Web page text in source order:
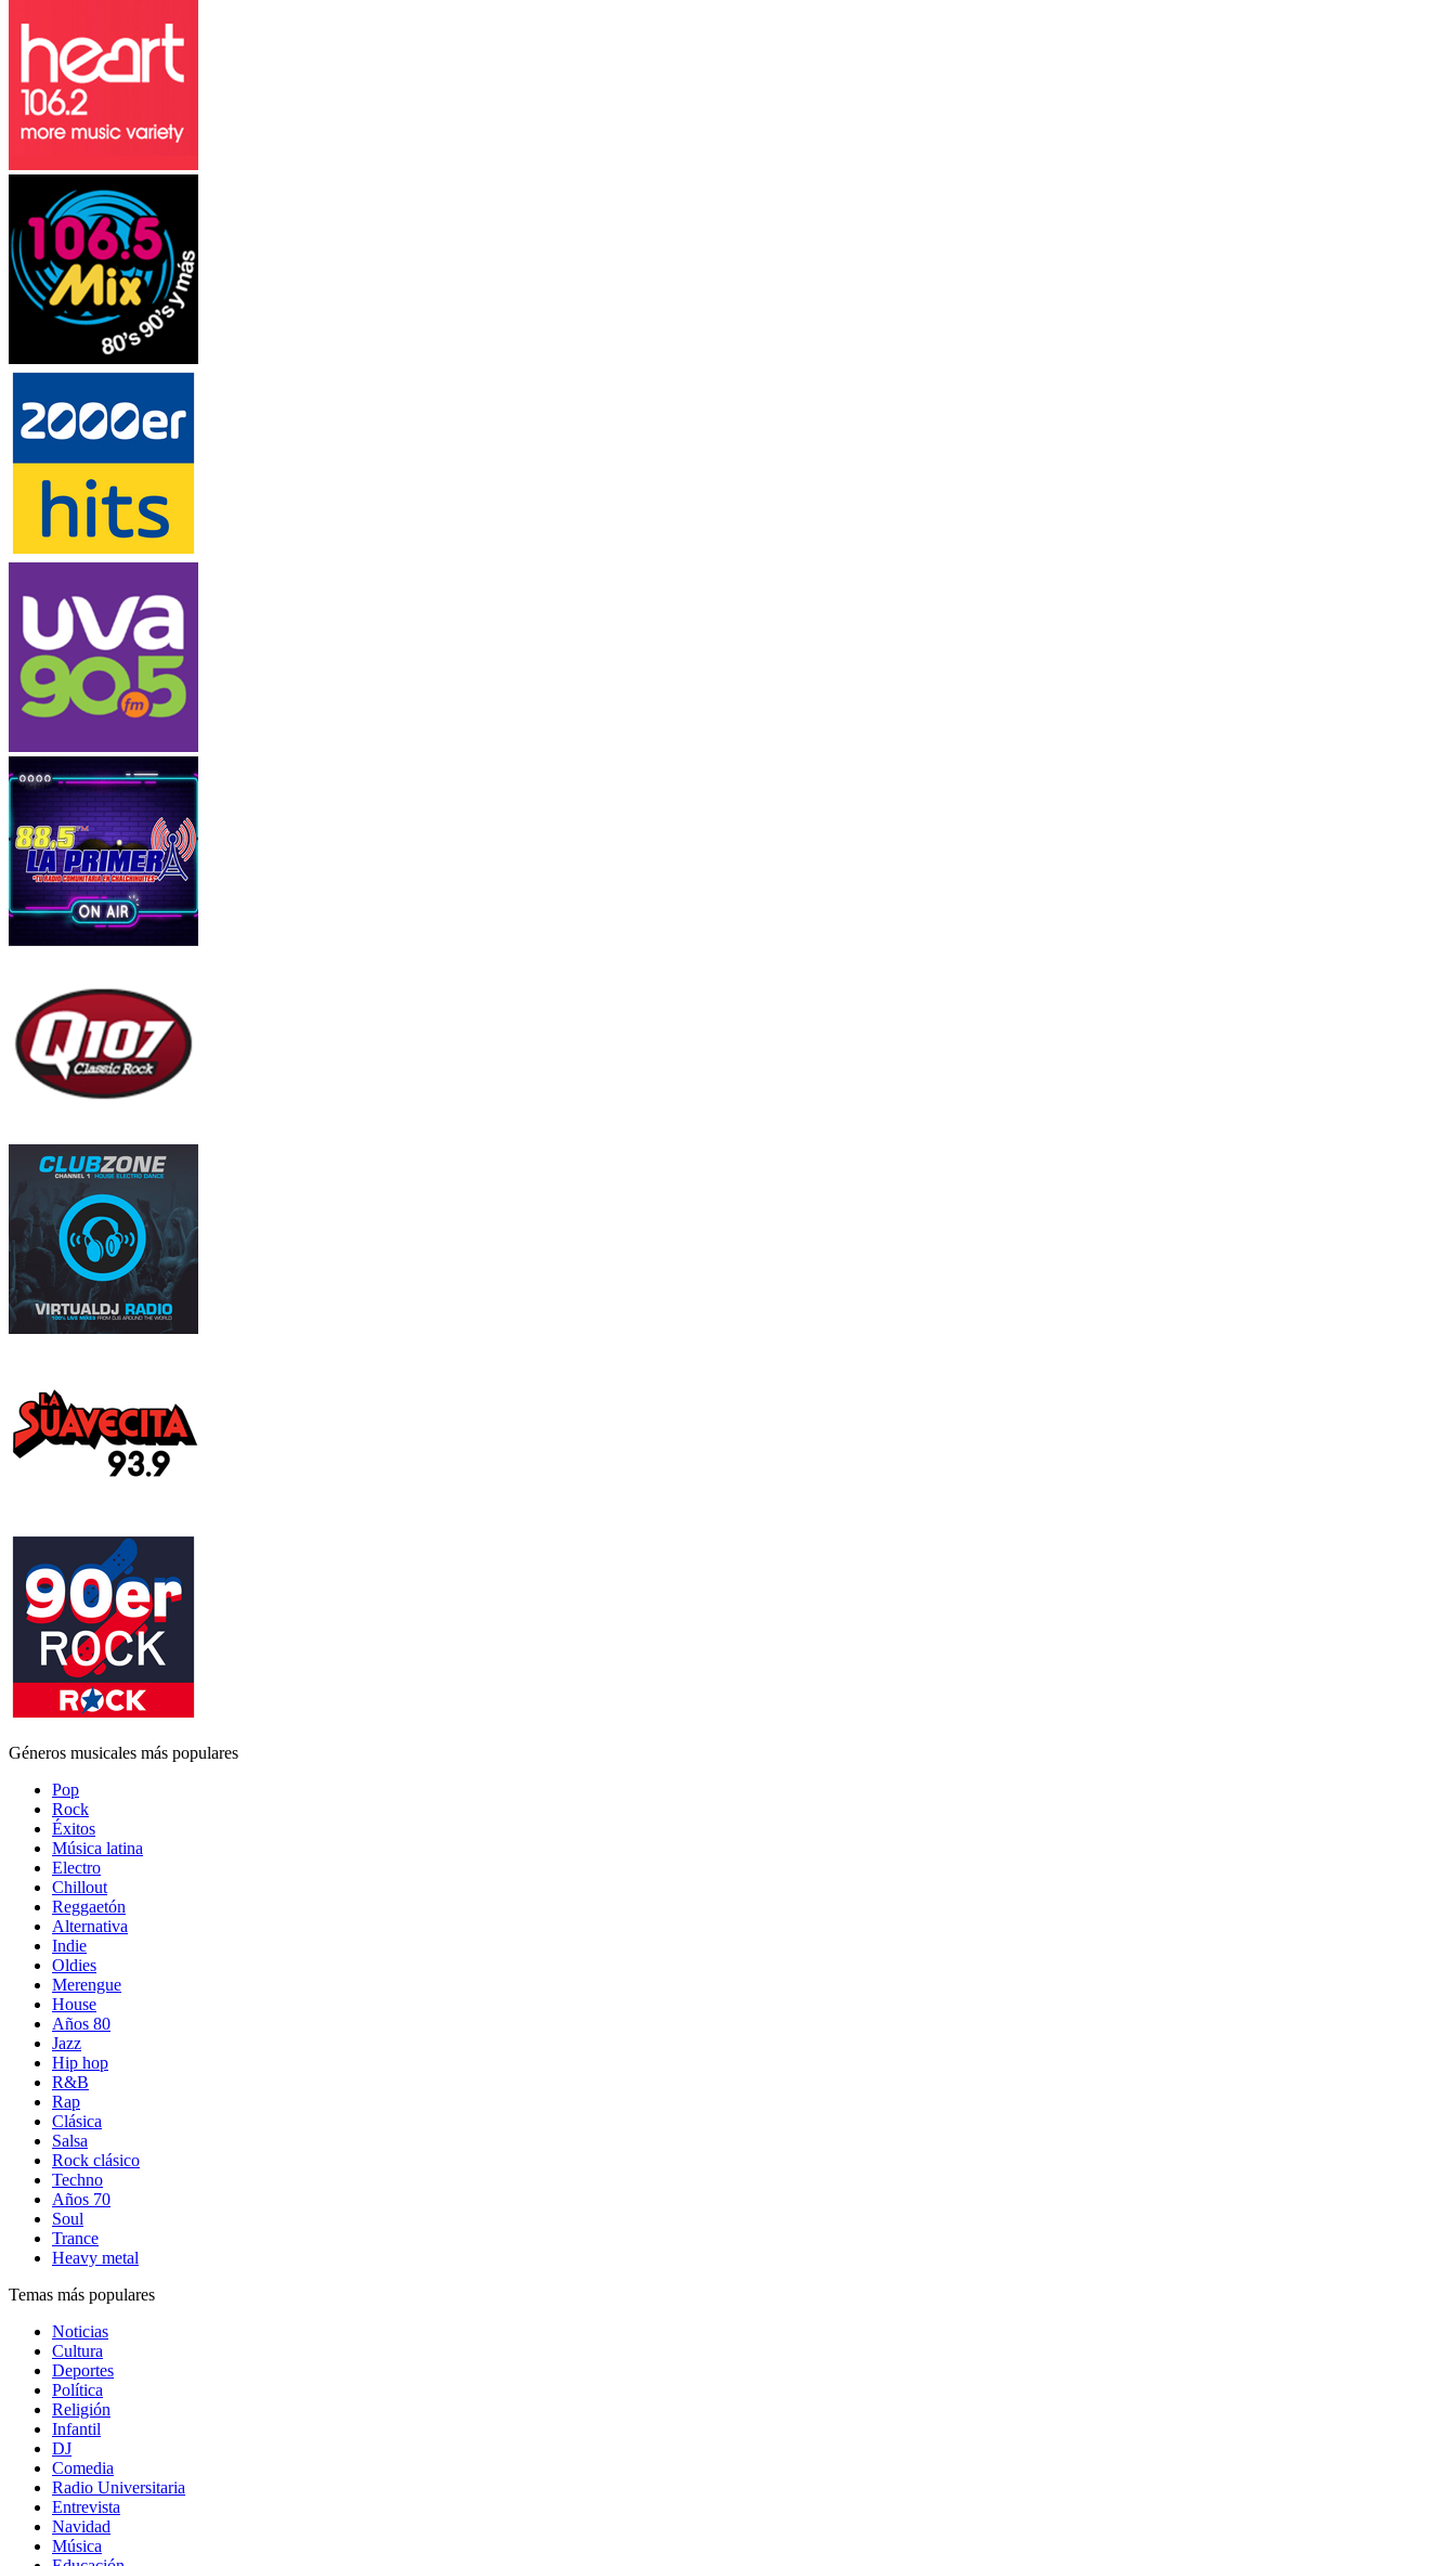
Géneros musicales más populares
Pop
Rock
Éxitos
Música latina
Electro
Chillout
Reggaetón
Alternativa
Indie
Oldies
Merengue
House
Años 80
Jazz
Hip hop
R&B
Rap
Clásica
Salsa
Rock clásico
Techno
Años 70
Soul
Trance
Heavy metal
Temas más populares
Noticias
Cultura
Deportes
Política
Religión
Infantil
DJ
Comedia
Radio Universitaria
Entrevista
Navidad
Música